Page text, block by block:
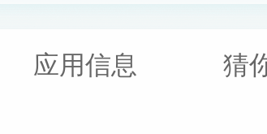
应用信息 猜